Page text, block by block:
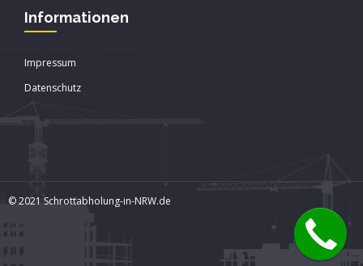
Informationen
Impressum
Datenschutz
© 2021 Schrottabholung-in-NRW.de